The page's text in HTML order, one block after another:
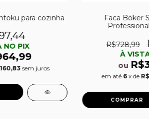
para cozinha
NO PIX
sem juros
Faca Böker
R$728,99
À
ou
em até 6 x de